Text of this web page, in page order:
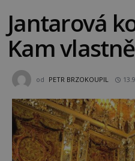
Jantarová
Kam
od PETR BRZOKOUPIL